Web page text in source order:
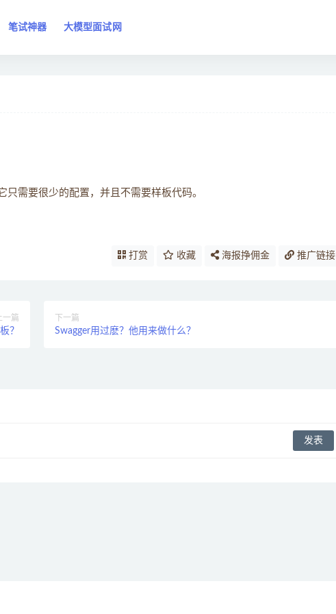
笔试神器 大模型面试网
需要很少的配置，并且不需要样板代码。
打赏 收藏 海报挣佣金 推广链接
一篇
？
下一篇
Swagger用过麽？他用来做什么？